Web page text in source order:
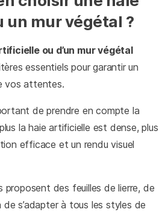
mur végétal ?
ou d’un mur végétal
essentiels pour garantir un
vos attentes.
de prendre en compte la
la haie artificielle est dense, plus
efficace et un rendu visuel
des feuilles de lierre, de
de s’adapter à tous les styles de